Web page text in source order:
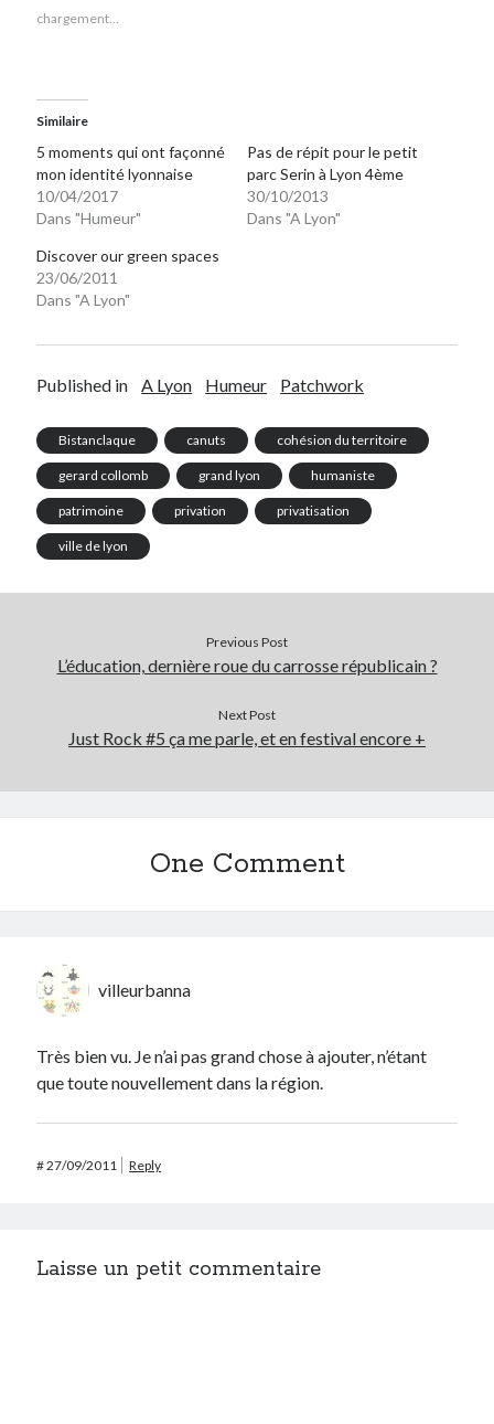
chargement…
Similaire
5 moments qui ont façonné
mon identité lyonnaise
10/04/2017
Dans "Humeur"
Pas de répit pour le petit
parc Serin à Lyon 4ème
30/10/2013
Dans "A Lyon"
Discover our green spaces
23/06/2011
Dans "A Lyon"
Published in A Lyon Humeur Patchwork
Bistanclaque canuts cohésion du territoire
gerard collomb grand lyon humaniste
patrimoine privation privatisation
ville de lyon
Previous Post
L’éducation, dernière roue du carrosse républicain ?
Next Post
Just Rock #5 ça me parle, et en festival encore +
One Comment
villeurbanna
Très bien vu. Je n’ai pas grand chose à ajouter, n’étant
que toute nouvellement dans la région.
#27/09/2011 Reply
Laisse un petit commentaire